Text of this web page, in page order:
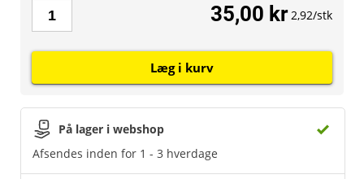
På lager i webshop
Afsendes inden for 1 - 3 hverdage
35,00 kr 2,92/stk
Læg i kurv